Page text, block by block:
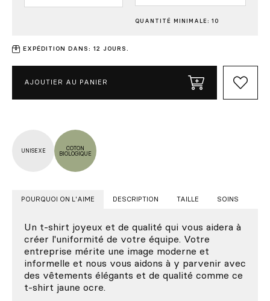
QUANTITÉ MINIMALE: 10
EXPÉDITION DANS: 12 JOURS.
AJOUTIER AU PANIER
UNISEXE
COTON
BIOLOGIQUE
POURQUOI ON L'AIME DESCRIPTION TAILLE SOINS
Un t-shirt joyeux et de qualité qui vous aidera à
créer l'uniformité de votre équipe. Votre
entreprise mérite une image moderne et
informelle et nous vous aidons à y parvenir avec
des vêtements élégants et de qualité comme ce
t-shirt jaune ocre.